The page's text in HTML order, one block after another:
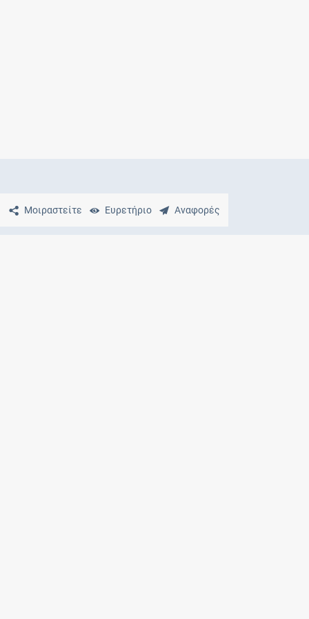
Μοιραστείτε Ευρετήριο Αναφορές